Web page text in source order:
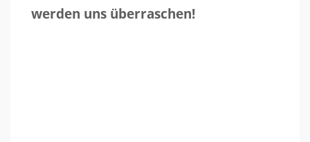
werden uns überraschen!